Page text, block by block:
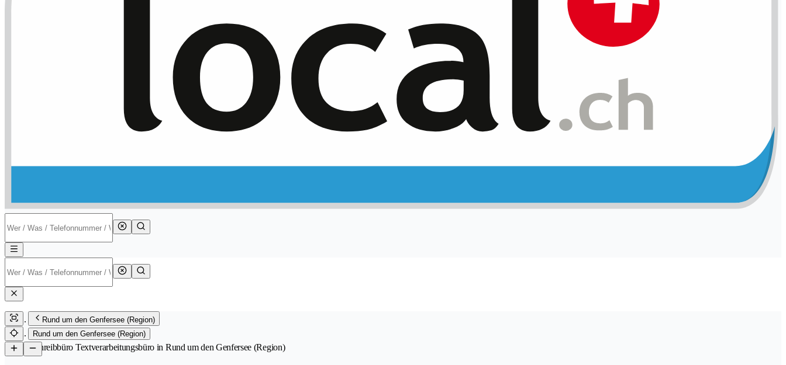
Rund um den Genfersee (Region)
Rund um den Genfersee (Region)
/Schreibbüro Textverarbeitungsbüro in Rund um den Genfersee (Region)